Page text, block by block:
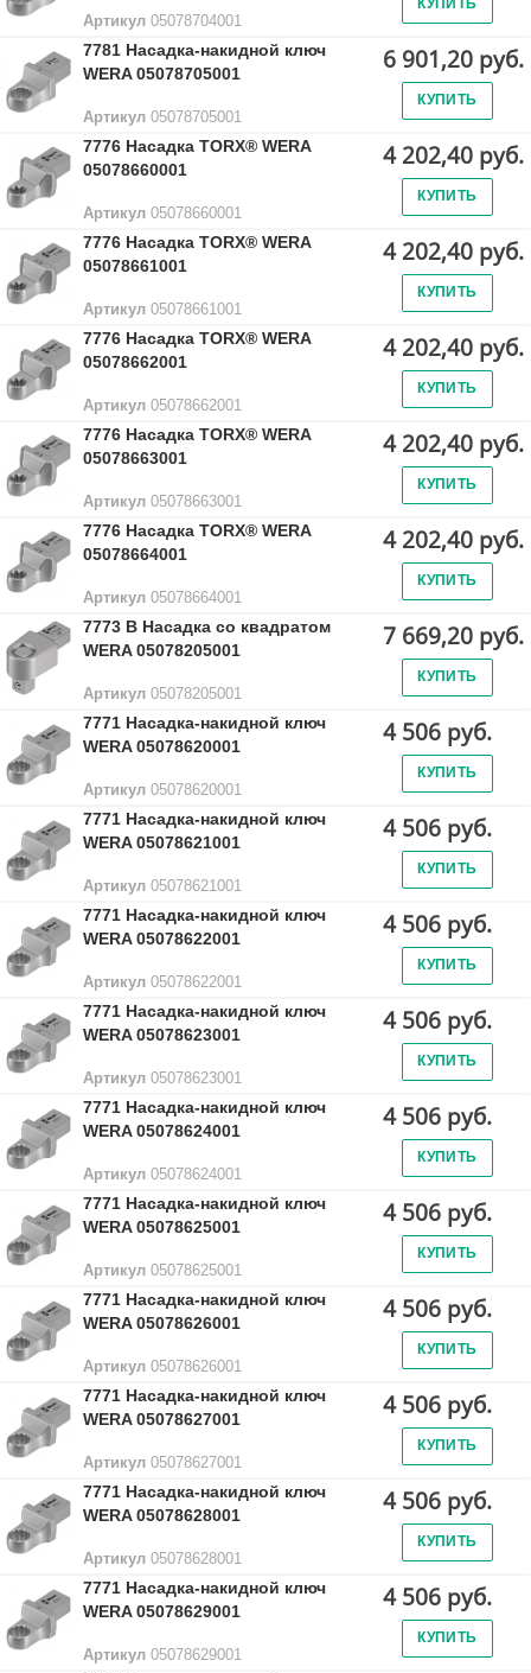
Артикул 05078704001
КУПИТЬ
7781 Насадка-накидной ключ
WERA 05078705001
Артикул 05078705001
6 901,20 руб.
КУПИТЬ
7776 Насадка TORX® WERA
05078660001
Артикул 05078660001
4 202,40 руб.
КУПИТЬ
7776 Насадка TORX® WERA
05078661001
Артикул 05078661001
4 202,40 руб.
КУПИТЬ
7776 Насадка TORX® WERA
05078662001
Артикул 05078662001
4 202,40 руб.
КУПИТЬ
7776 Насадка TORX® WERA
05078663001
Артикул 05078663001
4 202,40 руб.
КУПИТЬ
7776 Насадка TORX® WERA
05078664001
Артикул 05078664001
4 202,40 руб.
КУПИТЬ
7773 B Насадка со квадратом
WERA 05078205001
Артикул 05078205001
7 669,20 руб.
КУПИТЬ
7771 Насадка-накидной ключ
WERA 05078620001
Артикул 05078620001
4 506 руб.
КУПИТЬ
7771 Насадка-накидной ключ
WERA 05078621001
Артикул 05078621001
4 506 руб.
КУПИТЬ
7771 Насадка-накидной ключ
WERA 05078622001
Артикул 05078622001
4 506 руб.
КУПИТЬ
7771 Насадка-накидной ключ
WERA 05078623001
Артикул 05078623001
4 506 руб.
КУПИТЬ
7771 Насадка-накидной ключ
WERA 05078624001
Артикул 05078624001
4 506 руб.
КУПИТЬ
7771 Насадка-накидной ключ
WERA 05078625001
Артикул 05078625001
4 506 руб.
КУПИТЬ
7771 Насадка-накидной ключ
WERA 05078626001
Артикул 05078626001
4 506 руб.
КУПИТЬ
7771 Насадка-накидной ключ
WERA 05078627001
Артикул 05078627001
4 506 руб.
КУПИТЬ
7771 Насадка-накидной ключ
WERA 05078628001
Артикул 05078628001
4 506 руб.
КУПИТЬ
7771 Насадка-накидной ключ
WERA 05078629001
Артикул 05078629001
4 506 руб.
КУПИТЬ